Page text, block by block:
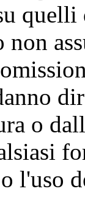
o
l'uso